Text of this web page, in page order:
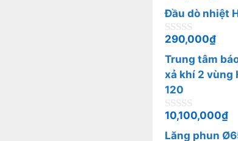
n
g
o
à
5
Đầu dò nhiệt
0
n
g
o
à
i
5
290,000₫
Trung tâm
xả khí 2 vùng
120
0
n
10,100,000₫
Lăng phun